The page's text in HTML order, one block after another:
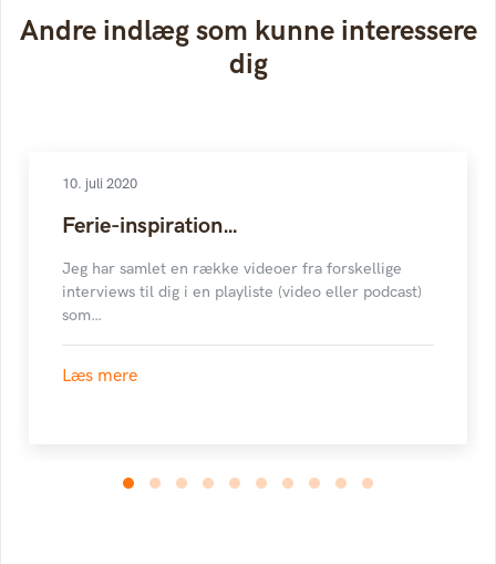
Andre indlæg som kunne interessere
dig
10. juli 2020
Ferie-inspiration…
Jeg har samlet en række videoer fra forskellige
interviews til dig i en playliste (video eller podcast)
som…
Læs mere